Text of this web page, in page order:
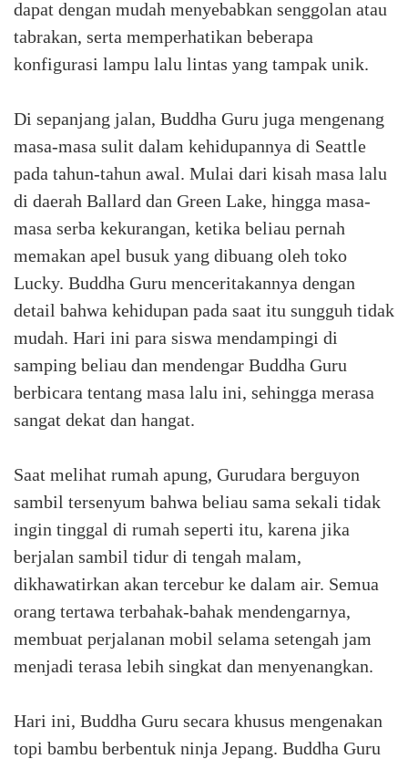
dapat dengan mudah menyebabkan senggolan atau
tabrakan, serta memperhatikan beberapa
konfigurasi lampu lalu lintas yang tampak unik.
Di sepanjang jalan, Buddha Guru juga mengenang
masa-masa sulit dalam kehidupannya di Seattle
pada tahun-tahun awal. Mulai dari kisah masa lalu
di daerah Ballard dan Green Lake, hingga masa-
masa serba kekurangan, ketika beliau pernah
memakan apel busuk yang dibuang oleh toko
Lucky. Buddha Guru menceritakannya dengan
detail bahwa kehidupan pada saat itu sungguh tidak
mudah. Hari ini para siswa mendampingi di
samping beliau dan mendengar Buddha Guru
berbicara tentang masa lalu ini, sehingga merasa
sangat dekat dan hangat.
Saat melihat rumah apung, Gurudara berguyon
sambil tersenyum bahwa beliau sama sekali tidak
ingin tinggal di rumah seperti itu, karena jika
berjalan sambil tidur di tengah malam,
dikhawatirkan akan tercebur ke dalam air. Semua
orang tertawa terbahak-bahak mendengarnya,
membuat perjalanan mobil selama setengah jam
menjadi terasa lebih singkat dan menyenangkan.
Hari ini, Buddha Guru secara khusus mengenakan
topi bambu berbentuk ninja Jepang. Buddha Guru